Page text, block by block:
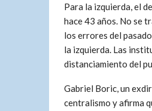
Para la izquierda, el
hace 43 años. No se
los errores del
la izquierda. Las
distanciamiento del
Gabriel Boric, un
centralismo y afirma